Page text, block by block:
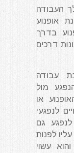
העבודה
אופנוע
בדרך
דרכים
עבודה
מול
או
לנפגעי
לנפגע גם
לפנות
עשוי